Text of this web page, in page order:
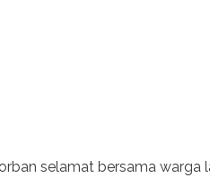
selamat bersama warga